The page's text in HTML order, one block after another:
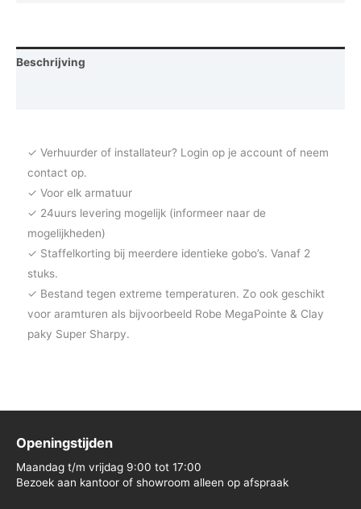
Beschrijving
✓ Verhuurder of installateur? Login op je account of neem
contact op.
✓ Voor elk armatuur
✓ 24uurs levering mogelijk (informeer naar de
mogelijkheden)
✓ Staffelkorting bij meerdere identieke gobo’s. Vanaf 2
stuks.
✓ Bestand tegen extreme temperaturen. Zo ook geschikt
voor aramturen als bijvoorbeeld Robe MegaPointe & Clay
paky Super Sharpy.
Openingstijden
Maandag t/m vrijdag 9:00 tot 17:00
Bezoek aan kantoor of showroom alleen op afspraak